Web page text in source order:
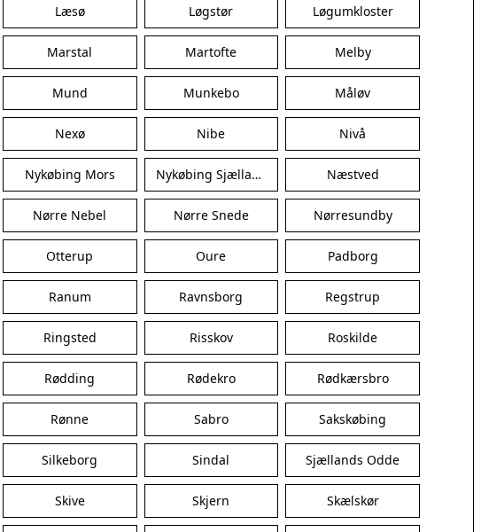
Solrød Strand
Tårnby
Vanløse
Ølstykke
Helsinge
Hundested
Humlebæk
Kalundborg
Korsør
Nykøbing Sjælland
Præstø
Stege
Svendstrup
Vordingborg
Bogense
Faaborg
Kerteminde
Munkebo
Læsø Løgstør Løgumkloster
Marstal Martofte Melby
Mund Munkebo Måløv
Nexø Nibe Nivå
Nykøbing Mors Nykøbing Sjælland Næstved
Nørre Nebel Nørre Snede Nørresundby
Otterup Oure Padborg
Ranum Ravnsborg Regstrup
Ringsted Risskov Roskilde
Rødding Rødekro Rødkærsbro
Rønne Sabro Sakskøbing
Silkeborg Sindal Sjællands Odde
Skive Skjern Skælskør